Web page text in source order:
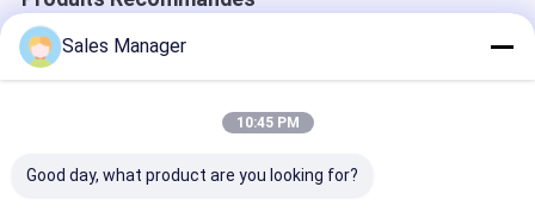
Sales Manager
10:45 PM
Good day, what product are you looking for?